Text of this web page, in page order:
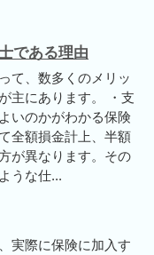
である理由
て、数多くのメリッ
主にあります。 ・支
いのかがわかる保険
全額損金計上、半額
が異なります。その
うな仕...
実際に保険に加入す